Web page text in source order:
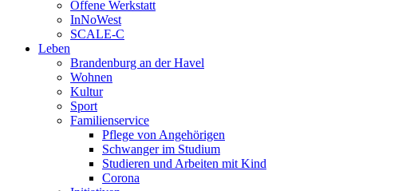
Offene Werkstatt
InNoWest
SCALE-C
Leben
Brandenburg an der Havel
Wohnen
Kultur
Sport
Familienservice
Pflege von Angehörigen
Schwanger im Studium
Studieren und Arbeiten mit Kind
Corona